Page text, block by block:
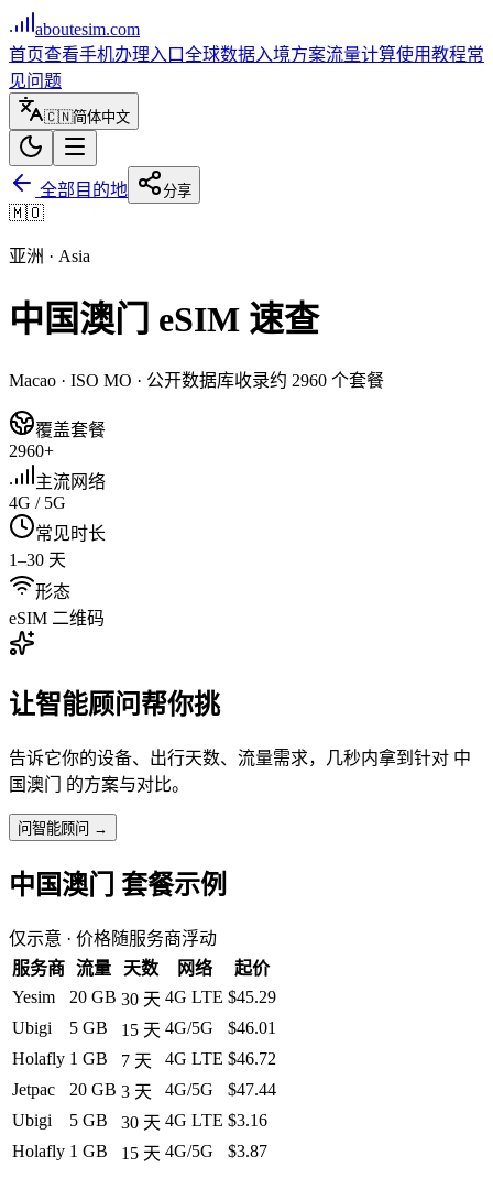
aboutesim.com
首页查看手机办理入口全球数据入境方案流量计算使用教程常
见问题
🇨🇳简体中文
全部目的地 分享
🇲🇴
亚洲 · Asia
中国澳门 eSIM 速查
Macao · ISO MO · 公开数据库收录约 2960 个套餐
覆盖套餐
2960+
主流网络
4G / 5G
常见时长
1–30 天
形态
eSIM 二维码
让智能顾问帮你挑
告诉它你的设备、出行天数、流量需求，几秒内拿到针对 中
国澳门
的方案与对比。
问智能顾问 →
中国澳门 套餐示例
仅示意 · 价格随服务商浮动
服务商 流量 天数 网络
起价
Yesim
20 GB 30 天 4G LTE $45.29
Ubigi
5 GB 15 天 4G/5G
$46.01
Holafly 1 GB 7 天 4G LTE $46.72
Jetpac
20 GB 3 天 4G/5G
$47.44
Ubigi
5 GB 30 天 4G LTE $3.16
Holafly 1 GB 15 天 4G/5G $3.87